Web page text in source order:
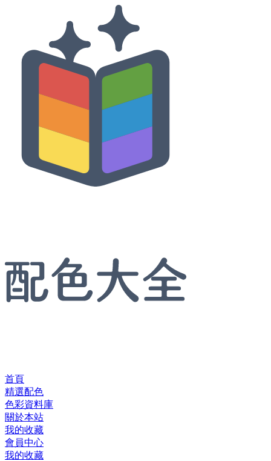
首頁
精選配色
色彩資料庫
關於本站
我的收藏
會員中心
我的收藏